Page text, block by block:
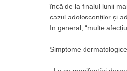
încă de la finalul lunii
cazul adolescenților și
In general, “multe
Simptome